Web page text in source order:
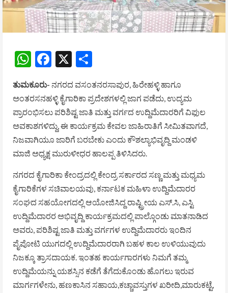
WhatsApp
Facebook
X
ತುಮಕೂರು- ನಗರದ ವಸಂತನರಸಾಪುರ, ಹಿರೇಹಳ್ಳಿ ಹಾಗೂ
ಅಂತರಸನಹಳ್ಳಿ ಕೈಗಾರಿಕಾ ಪ್ರದೇಶಗಳಲ್ಲಿ ಜಾಗ ಪಡೆದು, ಉದ್ಯಮ
ಪ್ರಾರಂಭಿಸಲು ಪರಿಶಿಷ್ಟ ಜಾತಿ ಮತ್ತು ವರ್ಗದ ಉದ್ದಿಮೆದಾರರಿಗೆ ವಿಫುಲ
ಅವಕಾಶಗಳಿದ್ದು, ಈ ಕಾರ್ಯಕ್ರಮ ಕೇವಲ ಜಾಹಿರಾತಿಗೆ ಸೀಮಿತವಾಗದೆ,
ನಿಜವಾಗಿಯೂ ಜಾರಿಗೆ ಬರಬೇಕು ಎಂದು ಕೌಶಲ್ಯಾಭಿವೃದ್ದಿ ಮಂಡಳಿ
ಮಾಜಿ ಅಧ್ಯಕ್ಷ ಮುರುಳೀಧರ ಹಾಲಪ್ಪ ತಿಳಿಸಿದರು.
ನಗರದ ಕೈಗಾರಿಕಾ ಕೇಂದ್ರದಲ್ಲಿ ಕೇಂದ್ರ ಸರ್ಕಾರದ ಸಣ್ಣ ಮತ್ತು ಮಧ್ಯಮ
ಕೈಗಾರಿಕೆಗಳ ಸಚಿವಾಲಯವು, ಕರ್ನಾಟಕ ಮಹಿಳಾ ಉದ್ದಿಮೆದಾರರ
ಸಂಘದ ಸಹಯೋಗದಲ್ಲಿ ಆಯೋಜಿಸಿದ್ದ ರಾಷ್ಟ್ರೀಯ ಎಸ್.ಸಿ, ಎಸ್ಟಿ
ಉದ್ದಿಮೆದಾರರ ಅಭಿವೃದ್ದಿ ಕಾರ್ಯಕ್ರಮದಲ್ಲಿ ಪಾಲ್ಗೊಂಡು ಮಾತನಾಡಿದ
ಅವರು, ಪರಿಶಿಷ್ಟ ಜಾತಿ ಮತ್ತು ವರ್ಗಗಳ ಉದ್ದಿಮೆದಾರರು ಇಂದಿನ
ಪೈಪೋಟಿ ಯುಗದಲ್ಲಿ ಉದ್ದಿಮೆದಾರರಾಗಿ ಬಹಳ ಕಾಲ ಉಳಿಯುವುದು
ನಿಜಕ್ಕೂ ತ್ರಾಸದಾಯಕ. ಇಂತಹ ಕಾರ್ಯಗಾರಗಳು ನಿಮಗೆ ತಮ್ಮ
ಉದ್ದಿಮೆಯನ್ನು ಯಶಸ್ಸಿನ ಕಡೆಗೆ ತೆಗೆದುಕೊಂಡು ಹೊಗಲು ಇರುವ
ಮಾರ್ಗಗಳೇನು, ಹಣಕಾಸಿನ ಸಹಾಯ,ಕಚ್ಚಾವಸ್ತುಗಳ ಖರೀದಿ,ಮಾರುಕಟ್ಟೆ,